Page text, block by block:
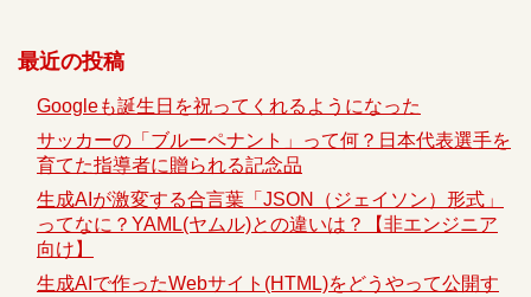
最近の投稿
Googleも誕生日を祝ってくれるようになった
サッカーの「ブルーペナント」って何？日本代表選手を
育てた指導者に贈られる記念品
生成AIが激変する合言葉「JSON（ジェイソン）形式」
ってなに？YAML(ヤムル)との違いは？【非エンジニア
向け】
生成AIで作ったWebサイト(HTML)をどうやって公開す